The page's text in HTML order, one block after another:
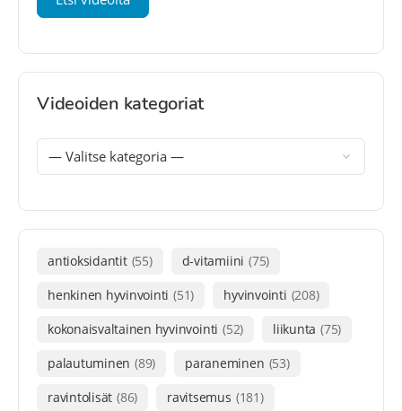
Videoiden kategoriat
antioksidantit (55) d-vitamiini (75)
henkinen hyvinvointi (51) hyvinvointi (208)
kokonaisvaltainen hyvinvointi (52) liikunta (75)
palautuminen (89) paraneminen (53)
ravintolisät (86) ravitsemus (181)